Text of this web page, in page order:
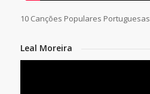
10 Canções Populares Portuguesas
Leal Moreira